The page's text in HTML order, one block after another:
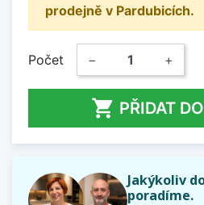
prodejně v Pardubicích.
Počet − +
 PŘIDAT
Jakýkoliv
poradíme.